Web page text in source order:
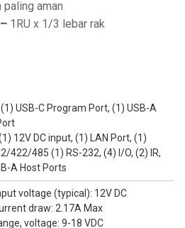
aman
1RU x 1/3 lebar rak
(1) USB-C Program Port, (1) USB-A
12V DC input, (1) LAN Port, (1)
422/485 (1) RS-232, (4) I/O, (2) IR,
A Host Ports
voltage (typical): 12V DC
draw: 2.17A Max
voltage: 9-18 VDC